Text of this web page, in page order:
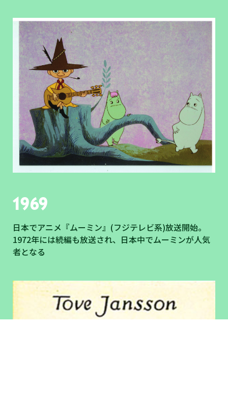
1969
日本でアニメ『ムーミン』(フジテレビ系)放送開始。
1972年には続編も放送され、日本中でムーミンが人気
者となる